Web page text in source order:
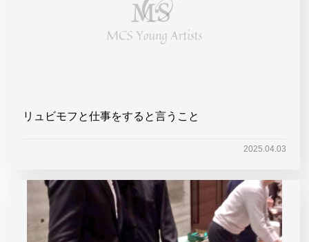
リュビモフと仕事をすると言うこと
2025.04.03